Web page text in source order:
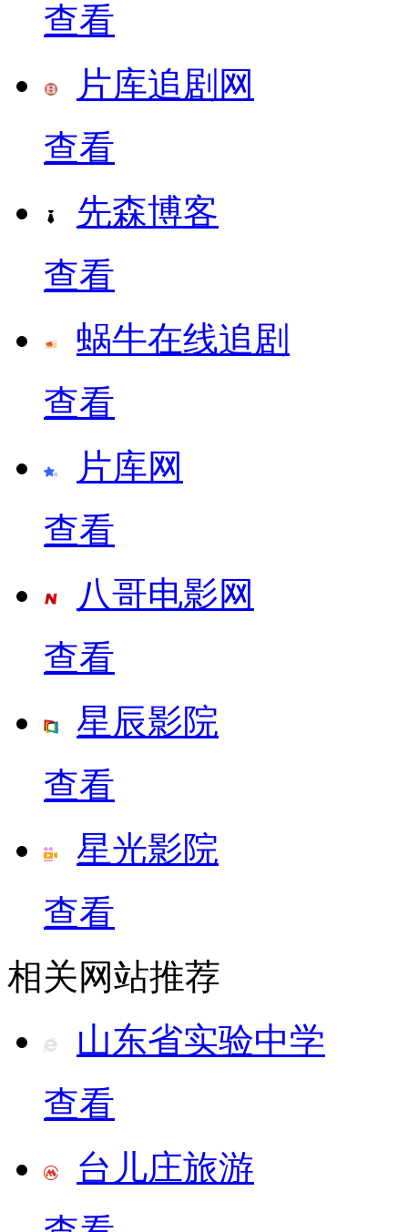
查看
片库追剧网
查看
先森博客
查看
蜗牛在线追剧
查看
片库网
查看
八哥电影网
查看
星辰影院
查看
星光影院
查看
相关网站推荐
山东省实验中学
查看
台儿庄旅游